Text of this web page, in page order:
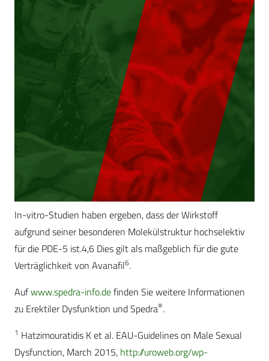
In-vitro-Studien haben ergeben, dass der Wirkstoff
aufgrund seiner besonderen Molekülstruktur hochselektiv
für die PDE-5 ist.4,6 Dies gilt als maßgeblich für die gute
Verträglichkeit von Avanafil6.
Aufwww.spedra-info.definden Sie weitere Informationen
zu Erektiler Dysfunktion und Spedra®.
1 Hatzimouratidis K et al. EAU-Guidelines on Male Sexual
Dysfunction, March 2015, http://uroweb.org/wp-